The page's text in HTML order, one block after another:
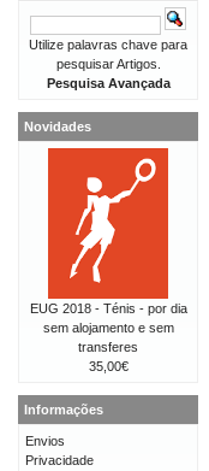
Utilize palavras chave para
pesquisar Artigos.
Pesquisa Avançada
Novidades
EUG 2018 - Ténis - por dia
sem alojamento e sem
transferes
35,00€
Informações
Envios
Privacidade